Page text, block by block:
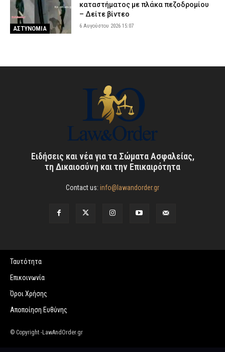
ΑΣΤΥΝΟΜΙΑ
καταστήματος με πλάκα πεζοδρομίου
– Δείτε βίντεο
6 Αυγούστου 2026 15:07
Ειδήσεις και νέα για τα Σώματα Ασφαλείας,
τη Δικαιοσύνη και την Επικαιρότητα
Contact us: info@lawandorder.gr
Ταυτότητα
Επικοινωνία
Όροι Χρήσης
Αποποίηση Ευθύνης
© Copyright -LawAndOrder.gr